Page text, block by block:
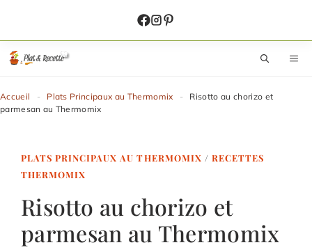
contenu
Accueil - Plats Principaux au Thermomix -
Risotto au chorizo et
parmesan au Thermomix
PLATS PRINCIPAUX AU THERMOMIX / RECETTES
THERMOMIX
Risotto au chorizo et
parmesan au Thermomix